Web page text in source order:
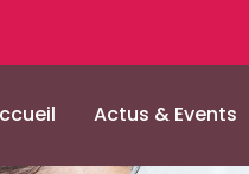
Actus & Events